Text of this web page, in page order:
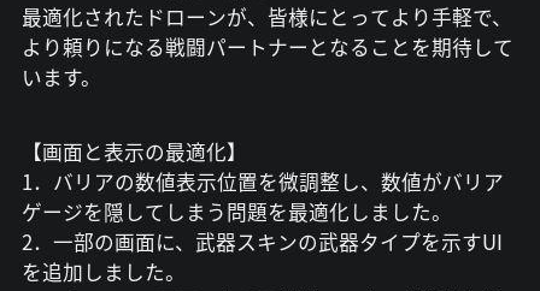
最適化されたドローンが、皆様にとってより手軽で、
より頼りになる戦闘パートナーとなることを期待して
います。
【画面と表示の最適化】
1．バリアの数値表示位置を微調整し、数値がバリア
ゲージを隠してしまう問題を最適化しました。
2．一部の画面に、武器スキンの武器タイプを示すUI
を追加しました。